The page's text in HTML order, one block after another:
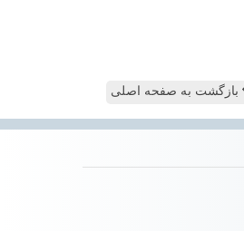
بازگشت به صفحه اصلی